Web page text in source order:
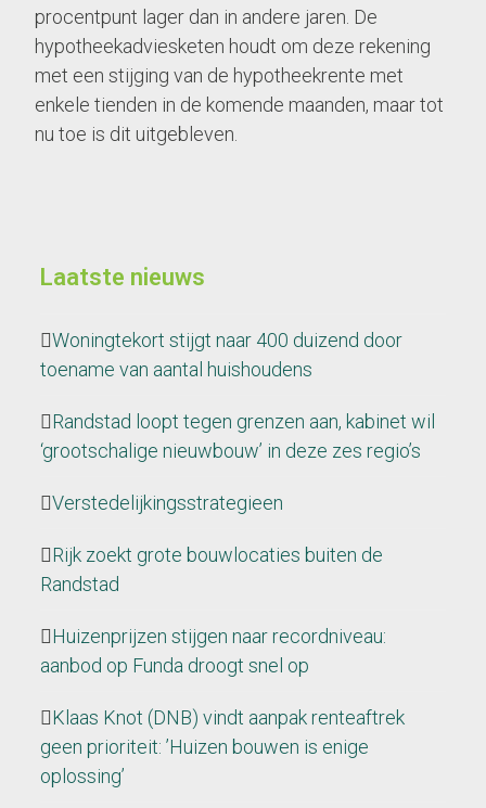
procentpunt lager dan in andere jaren. De
hypotheekadviesketen houdt om deze rekening
met een stijging van de hypotheekrente met
enkele tienden in de komende maanden, maar tot
nu toe is dit uitgebleven.
Laatste nieuws
Woningtekort stijgt naar 400 duizend door
toename van aantal huishoudens
Randstad loopt tegen grenzen aan, kabinet wil
‘grootschalige nieuwbouw’ in deze zes regio’s
Verstedelijkingsstrategieen
Rijk zoekt grote bouwlocaties buiten de
Randstad
Huizenprijzen stijgen naar recordniveau:
aanbod op Funda droogt snel op
Klaas Knot (DNB) vindt aanpak renteaftrek
geen prioriteit: ’Huizen bouwen is enige
oplossing’